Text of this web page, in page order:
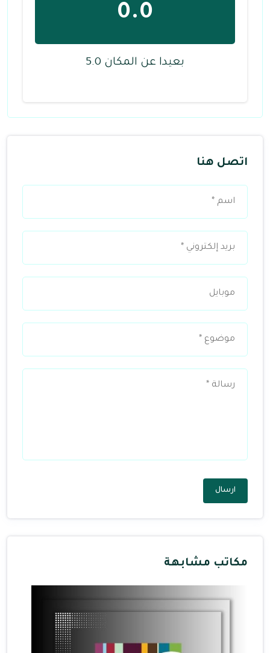
0.0
بعيدا عن المكان 5.0
اتصل هنا
ارسال
مكاتب مشابهة